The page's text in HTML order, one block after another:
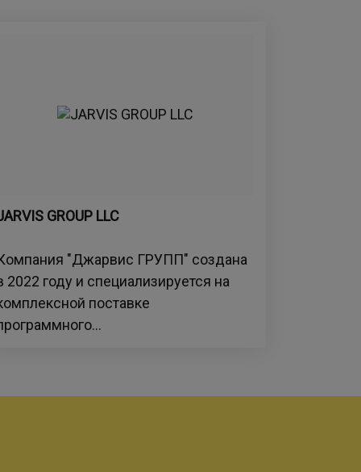
GROUP LLC
"Джарвис ГРУПП" создана
2022 году и специализируется на
поставке